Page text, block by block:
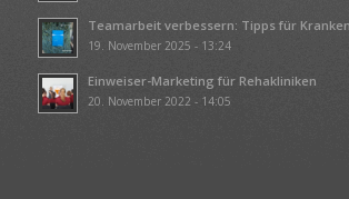
Teamarbeit verbessern: Tipps für
19. November 2025 - 13:24
Einweiser-Marketing für Rehakliniken
20. November 2022 - 14:05